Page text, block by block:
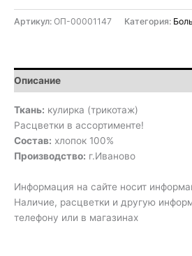
Артикул: ОП-00001147 Категория:
Описание
Ткань: кулирка (трикотаж)
Расцветки в ассортименте!
Состав: хлопок 100%
Производство: г.Иваново
Информация на сайте носит
Наличие, расцветки и другую
телефону или в магазинах